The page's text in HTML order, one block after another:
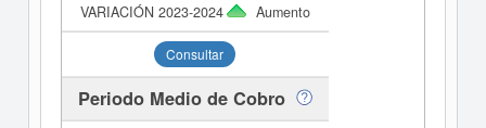
Aumento
Consultar
Periodo Medio de Cobro